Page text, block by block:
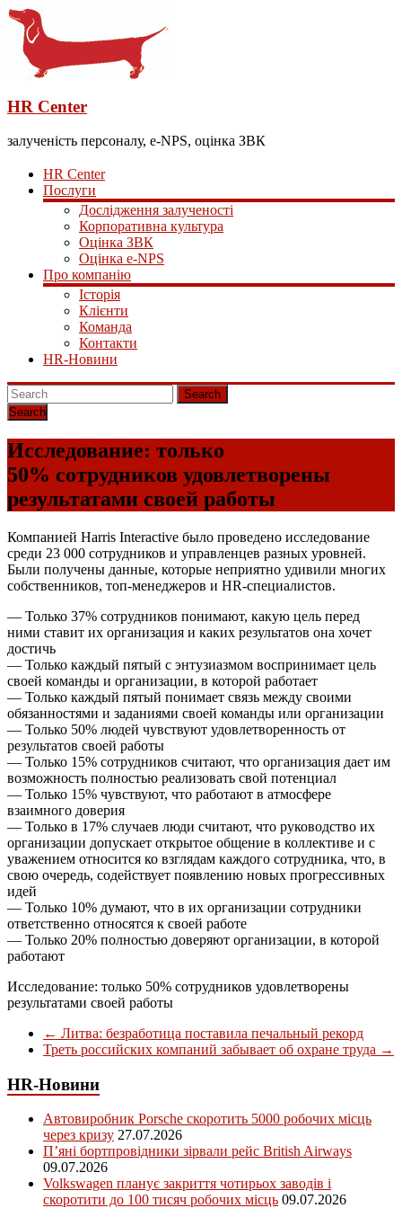
HR Center
залученість персоналу, e-NPS, оцінка ЗВК
HR Center
Послуги
Дослідження залученості
Корпоративна культура
Оцінка ЗВК
Оцінка e-NPS
Про компанію
Історія
Клієнти
Команда
Контакти
HR-Новини
Search
Исследование: только
50% сотрудников удовлетворены
результатами своей работы
Компанией Harris Interactive было проведено исследование
среди 23 000 сотрудников и управленцев разных уровней.
Были получены данные, которые неприятно удивили многих
собственников, топ-менеджеров и HR-специалистов.
— Только 37% сотрудников понимают, какую цель перед
ними ставит их организация и каких результатов она хочет
достичь
— Только каждый пятый с энтузиазмом воспринимает цель
своей команды и организации, в которой работает
— Только каждый пятый понимает связь между своими
обязанностями и заданиями своей команды или организации
— Только 50% людей чувствуют удовлетворенность от
результатов своей работы
— Только 15% сотрудников считают, что организация дает им
возможность полностью реализовать свой потенциал
— Только 15% чувствуют, что работают в атмосфере
взаимного доверия
— Только в 17% случаев люди считают, что руководство их
организации допускает открытое общение в коллективе и с
уважением относится ко взглядам каждого сотрудника, что, в
свою очередь, содействует появлению новых прогрессивных
идей
— Только 10% думают, что в их организации сотрудники
ответственно относятся к своей работе
— Только 20% полностью доверяют организации, в которой
работают
Исследование: только 50% сотрудников удовлетворены
результатами своей работы
← Литва: безработица поставила печальный рекорд
Треть российских компаний забывает об охране труда →
HR-Новини
Автовиробник Porsche скоротить 5000 робочих місць
через кризу 27.07.2026
П’яні бортпровідники зірвали рейс British Airways
09.07.2026
Volkswagen планує закриття чотирьох заводів і
скоротити до 100 тисяч робочих місць 09.07.2026